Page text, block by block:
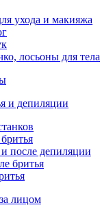
ухода и макияжа
лосьоны для тела
и депиляции
после депиляции
бритья
лицом